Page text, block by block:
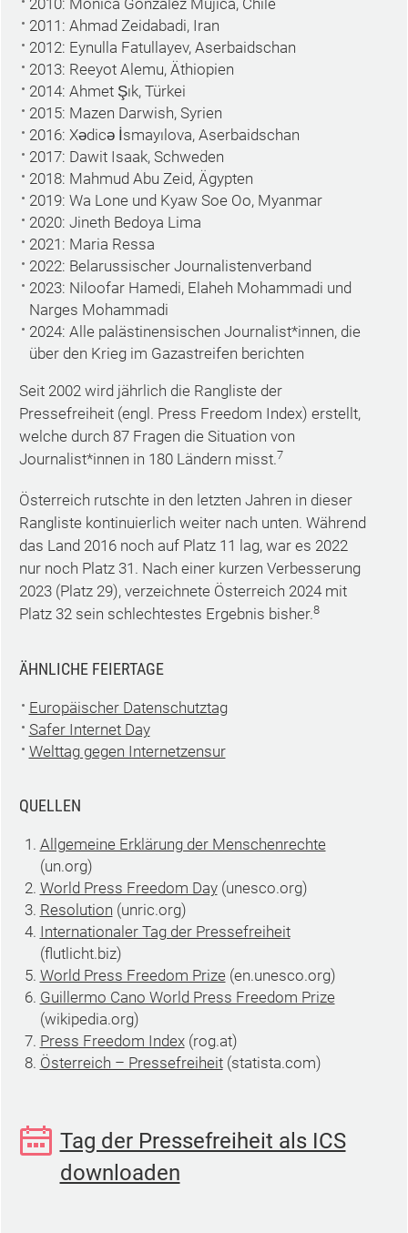
2010: Mónica González Mujica, Chile
2011: Ahmad Zeidabadi, Iran
2012: Eynulla Fatullayev, Aserbaidschan
2013: Reeyot Alemu, Äthiopien
2014: Ahmet Şık, Türkei
2015: Mazen Darwish, Syrien
2016: Xədicə İsmayılova, Aserbaidschan
2017: Dawit Isaak, Schweden
2018: Mahmud Abu Zeid, Ägypten
2019: Wa Lone und Kyaw Soe Oo, Myanmar
2020: Jineth Bedoya Lima
2021: Maria Ressa
2022: Belarussischer Journalistenverband
2023: Niloofar Hamedi, Elaheh Mohammadi und
Narges Mohammadi
2024: Alle palästinensischen Journalist*innen, die
über den Krieg im Gazastreifen berichten
Seit 2002 wird jährlich die Rangliste der
Pressefreiheit (engl. Press Freedom Index) erstellt,
welche durch 87 Fragen die Situation von
Journalist*innen in 180 Ländern misst.7
Österreich rutschte in den letzten Jahren in dieser
Rangliste kontinuierlich weiter nach unten. Während
das Land 2016 noch auf Platz 11 lag, war es 2022
nur noch Platz 31. Nach einer kurzen Verbesserung
2023 (Platz 29), verzeichnete Österreich 2024 mit
Platz 32 sein schlechtestes Ergebnis bisher.8
ÄHNLICHE FEIERTAGE
Europäischer Datenschutztag
Safer Internet Day
Welttag gegen Internetzensur
QUELLEN
Allgemeine Erklärung der Menschenrechte
(un.org)
World Press Freedom Day(unesco.org)
Resolution (unric.org)
Internationaler Tag der Pressefreiheit
(flutlicht.biz)
World Press Freedom Prize(en.unesco.org)
Guillermo Cano World Press Freedom Prize
(wikipedia.org)
Press Freedom Index(rog.at)
Österreich – Pressefreiheit(statista.com)
Tag der Pressefreiheit als ICS
downloaden